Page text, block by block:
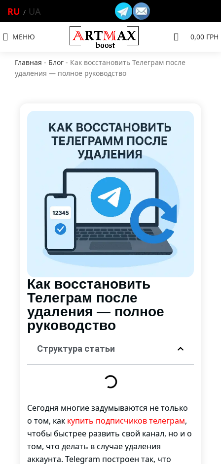
RU UA
МЕНЮ 0,00 ГРН
Главная - Блог - Как восстановить Телеграм после
удаления — полное руководство
Как восстановить
Телеграм после
удаления — полное
руководство
Структура статьи
Сегодня многие задумываются не только
о том, как купить подписчиков телеграм,
чтобы быстрее развить свой канал, но и о
том, что делать в случае удаления
аккаунта. Telegram построен так, что